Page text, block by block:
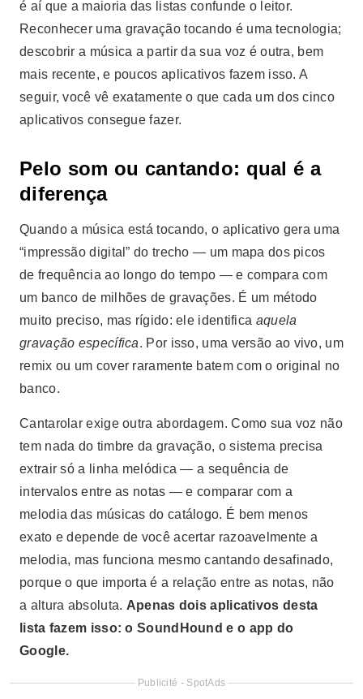
é aí que a maioria das listas confunde o leitor.
Reconhecer uma gravação tocando é uma tecnologia;
descobrir a música a partir da sua voz é outra, bem
mais recente, e poucos aplicativos fazem isso. A
seguir, você vê exatamente o que cada um dos cinco
aplicativos consegue fazer.
Pelo som ou cantando: qual é a
diferença
Quando a música está tocando, o aplicativo gera uma
“impressão digital” do trecho — um mapa dos picos
de frequência ao longo do tempo — e compara com
um banco de milhões de gravações. É um método
muito preciso, mas rígido: ele identifica aquela
gravação específica. Por isso, uma versão ao vivo, um
remix ou um cover raramente batem com o original no
banco.
Cantarolar exige outra abordagem. Como sua voz não
tem nada do timbre da gravação, o sistema precisa
extrair só a linha melódica — a sequência de
intervalos entre as notas — e comparar com a
melodia das músicas do catálogo. É bem menos
exato e depende de você acertar razoavelmente a
melodia, mas funciona mesmo cantando desafinado,
porque o que importa é a relação entre as notas, não
a altura absoluta. Apenas dois aplicativos desta
lista fazem isso: o SoundHound e o app do
Google.
Publicité - SpotAds